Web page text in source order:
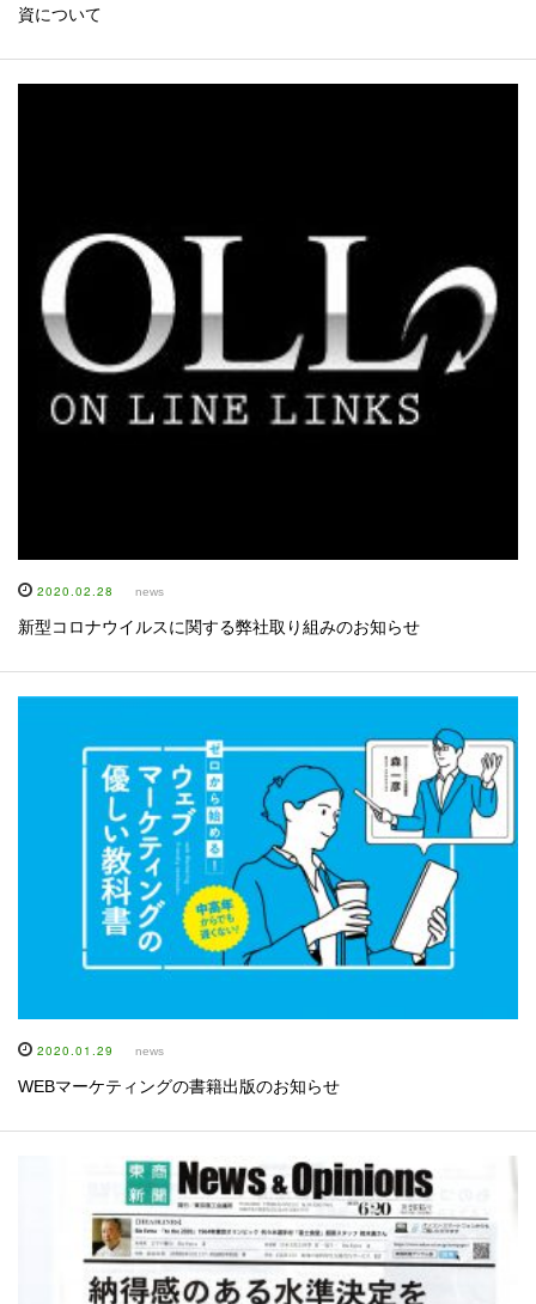
資について
2020.02.28 news
新型コロナウイルスに関する弊社取り組みのお知らせ
2020.01.29 news
WEBマーケティングの書籍出版のお知らせ